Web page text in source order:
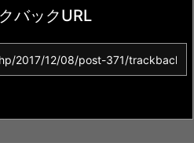
バックURL